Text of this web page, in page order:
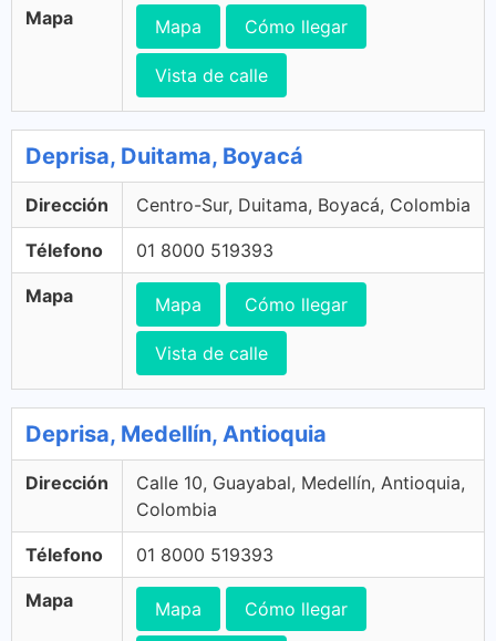
Mapa Mapa Cómo llegar
Vista de calle
Deprisa, Duitama, Boyacá
Dirección Centro-Sur, Duitama, Boyacá, Colombia
Télefono 01 8000 519393
Mapa Mapa Cómo llegar
Vista de calle
Deprisa, Medellín, Antioquia
Dirección
Calle 10, Guayabal, Medellín, Antioquia,
Colombia
Télefono 01 8000 519393
Mapa Mapa Cómo llegar